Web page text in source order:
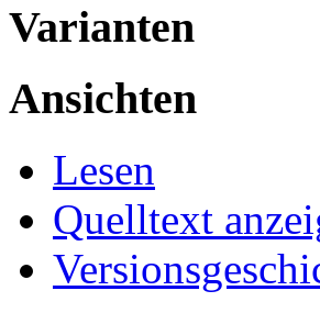
Varianten
Ansichten
Lesen
Quelltext